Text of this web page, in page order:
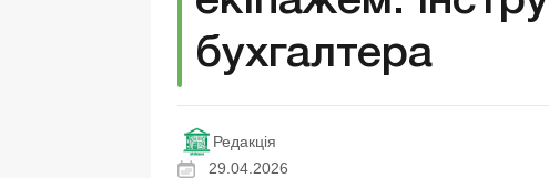
бухгалтера
Редакція
29.04.2026